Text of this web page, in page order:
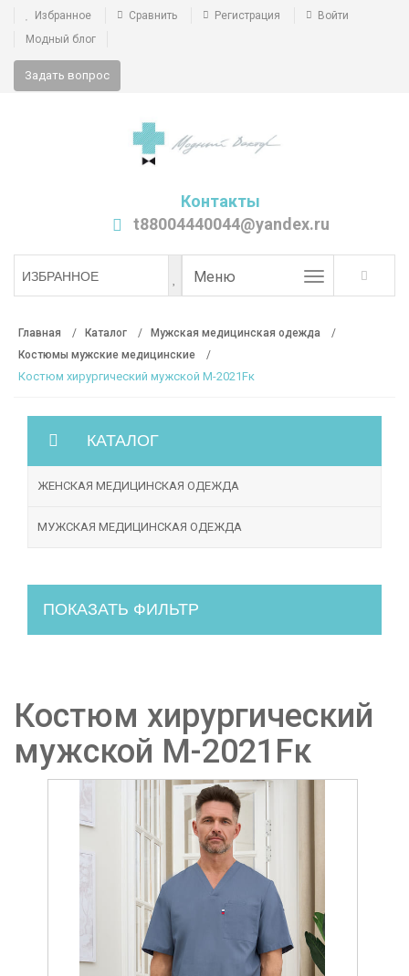
Избранное Сравнить Регистрация
Войти
Модный блог
Задать вопрос
Контакты
t88004440044@yandex.ru
ИЗБРАННОЕ Меню
Главная Каталог
Мужская медицинская одежда
Костюмы мужские медицинские
Костюм хирургический мужской М-2021Fк
КАТАЛОГ
ЖЕНСКАЯ МЕДИЦИНСКАЯ ОДЕЖДА
МУЖСКАЯ МЕДИЦИНСКАЯ ОДЕЖДА
ПОКАЗАТЬ ФИЛЬТР
Костюм хирургический
мужской М-2021Fк